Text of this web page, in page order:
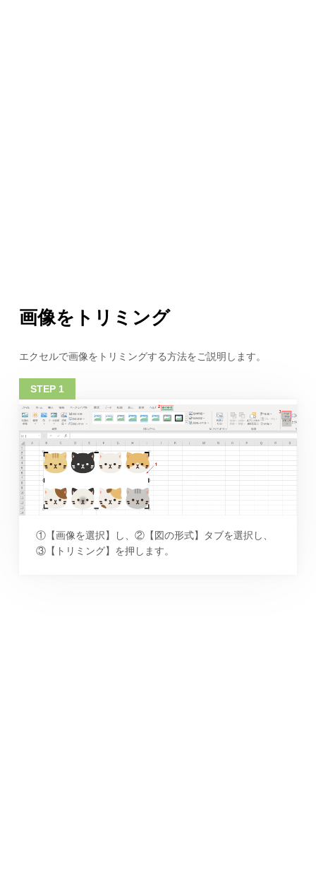
画像をトリミング
エクセルで画像をトリミングする方法をご説明します。
①【画像を選択】し、②【図の形式】タブを選択し、
③【トリミング】を押します。